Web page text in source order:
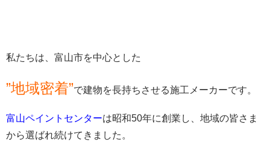
私たちは、富山市を中心とした
”地域密着”で建物を長持ちさせる施工メーカーです。
富山ペイントセンターは昭和50年に創業し、地域の皆さま
から選ばれ続けてきました。